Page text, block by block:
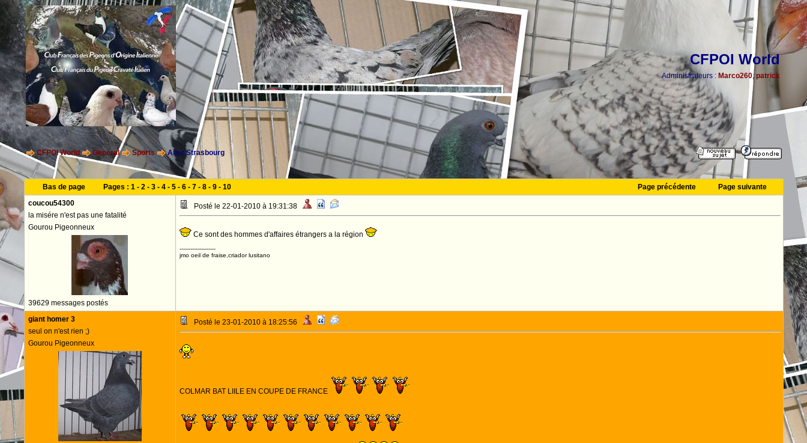
CFPOI World
Administrateurs : Marco260, patrick
CFPOI World General Sports Allez Strasbourg
Bas de page Pages : 1- 2- 3- 4- 5- 6- 7- 8- 9- 10 Page précédente
Page suivante
coucou54300
la misére n'est pas une fatalité
Gourou Pigeonneux
39629 messages postés
Posté le 22-01-2010 à 19:31:38
Ce sont des hommes d'affaires étrangers a la région
--------------------
jmo oeil de fraise,criador lusitano
giant homer 3
seul on n'est rien ;)
Gourou Pigeonneux
Posté le 23-01-2010 à 18:25:56
COLMAR BAT LIILE EN COUPE DE FRANCE